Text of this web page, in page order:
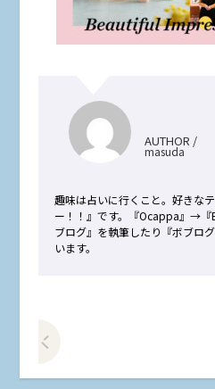
AUTHOR /
masuda
趣味は占いに行くこと。好きな
ー！！』です。『Ocappa』→
ブログ』を執筆したり『ボブロ
います。